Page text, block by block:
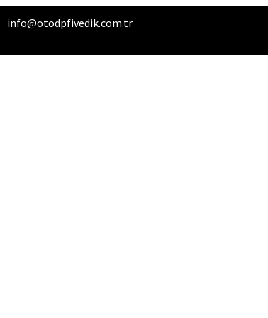
info@otodpfivedik.com.tr